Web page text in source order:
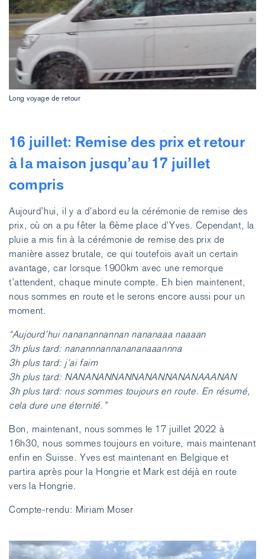
Long voyage de retour
16 juillet: Remise des prix et retour
à la maison jusqu’au 17 juillet
compris
Aujourd’hui, il y a d’abord eu la cérémonie de remise des
prix, où on a pu fêter la 6ème place d’Yves. Cependant, la
pluie a mis fin à la cérémonie de remise des prix de
manière assez brutale, ce qui toutefois avait un certain
avantage, car lorsque 1900km avec une remorque
t’attendent, chaque minute compte. Eh bien maintenent,
nous sommes en route et le serons encore aussi pour un
moment.
“Aujourd’hui nananannannan nananaaa naaaan
3h plus tard: nanannnannanananaaannna
3h plus tard: j’ai faim
3h plus tard: NANANANNANNANANNANANAAANAN
3h plus tard: nous sommes toujours en route. En résumé,
cela dure une éternité.”
Bon, maintenant, nous sommes le 17 juillet 2022 à
16h30, nous sommes toujours en voiture, mais maintenant
enfin en Suisse. Yves est maintenant en Belgique et
partira après pour la Hongrie et Mark est déjà en route
vers la Hongrie.
Compte-rendu: Miriam Moser